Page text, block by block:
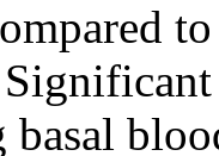
basal